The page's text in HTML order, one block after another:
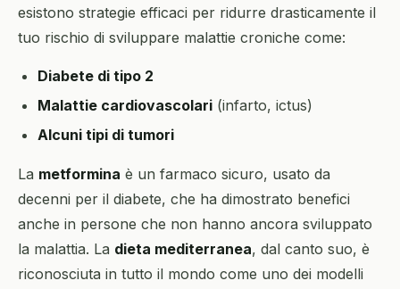
esistono strategie efficaci per ridurre drasticamente il
tuo rischio di sviluppare malattie croniche come:
Diabete di tipo 2
Malattie cardiovascolari (infarto, ictus)
Alcuni tipi di tumori
La metformina è un farmaco sicuro, usato da
decenni per il diabete, che ha dimostrato benefici
anche in persone che non hanno ancora sviluppato
la malattia. La dieta mediterranea, dal canto suo, è
riconosciuta in tutto il mondo come uno dei modelli